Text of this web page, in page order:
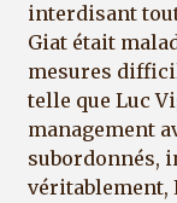
interdisant
Giat était
mesures
telle que Luc
management
subordonnés,
véritablement,